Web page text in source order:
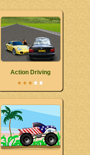
Action Driving